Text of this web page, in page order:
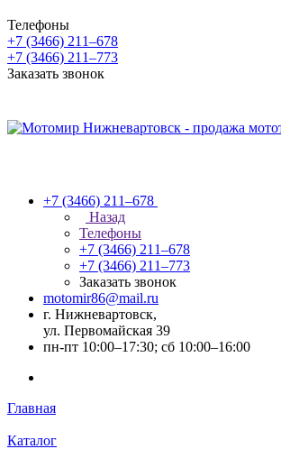
Телефоны
+7 (3466) 211‒678
+7 (3466) 211‒773
Заказать звонок
+7 (3466) 211‒678
Назад
Телефоны
+7 (3466) 211‒678
+7 (3466) 211‒773
Заказать звонок
motomir86@mail.ru
г. Нижневартовск,
ул. Первомайская 39
пн-пт 10:00–17:30; сб 10:00–16:00
Главная
Каталог